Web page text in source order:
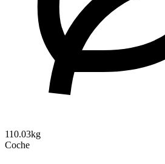
110.03kg
Coche